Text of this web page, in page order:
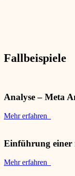
Fallbeispiele
Analyse – Meta
Mehr erfahren
Einführung einer
Mehr erfahren